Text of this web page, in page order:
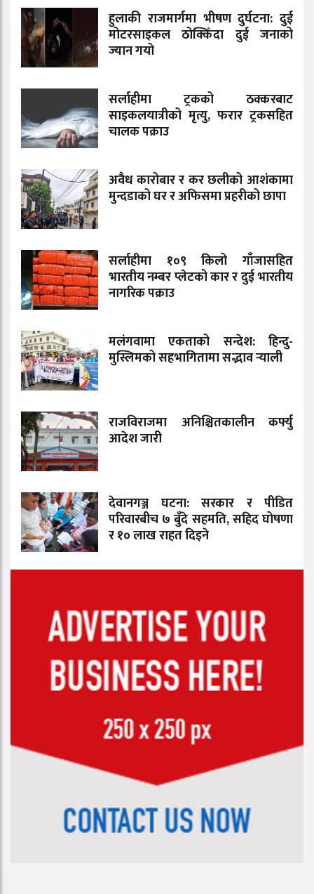
हुलाकी राजमार्गमा भीषण दुर्घटना: दुई
मोटरसाइकल ठोक्किँदा दुई जनाको
ज्यान गयो
सर्लाहीमा ट्रकको ठक्करबाट
साइकलयात्रीको मृत्यु, फरार ट्रकसहित
चालक पक्राउ
अवैध कारोबार र कर छलीको आशंकामा
मुन्दडाको घर र अफिसमा प्रहरीको छापा
सर्लाहीमा १०९ किलो गाँजासहित
भारतीय नम्बर प्लेटको कार र दुई भारतीय
नागरिक पक्राउ
मलंगवामा एकताको सन्देश: हिन्दु-
मुस्लिमको सहभागितामा सद्भाव र्‍याली
राजविराजमा अनिश्चितकालीन कर्फ्यु
आदेश जारी
देवानगञ्ज घटना: सरकार र पीडित
परिवारबीच ७ बुँदे सहमति, सहिद घोषणा
र १० लाख राहत दिइने